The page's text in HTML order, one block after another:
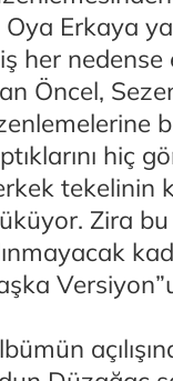
Erkaya
her
Öncel,
hiç
tekelinin
Zira